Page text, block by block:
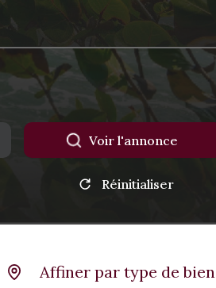
Voir l'annonce
Réinitialiser
Affiner par type de bien